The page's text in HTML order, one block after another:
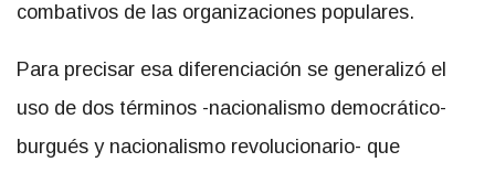
combativos de las organizaciones populares.
Para precisar esa diferenciación se generalizó el
uso de dos términos -nacionalismo democrático-
burgués y nacionalismo revolucionario- que